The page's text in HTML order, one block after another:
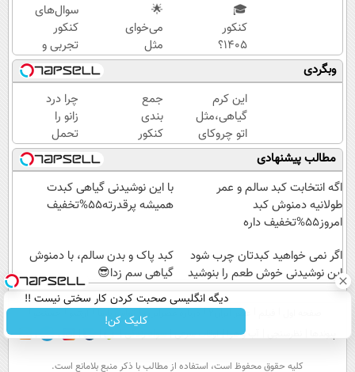
🎓
کنکور
۱۴۰5؟
ماز
تابستون
و تو یک
هفتع
جمع
میکنه
🏆
🌟
می‌خوای
مثل
رتبه‌برترها
بدرخشی؟
همین
الان دوره
جت ماز
رو شروع
ک
سوال‌های
کنکور
تجربی و
ریاضی در
پکیج ماز
وبگردی
این کرم
گیاهی،مثل
اتو چروکای
پوستتوصاف
میکنه!50%تخفیف
جمع
بندی
کنکور
با ماز
| ثبت
نام
رایگان
چرا درد
زانو را
تحمل
می‌کنی؟
خیلی
ساده
درمنزل
مطالب پیشنهادی
اگه انتخابت کبد سالم و عمر
طولانیه دمنوش کبد
امروز55%تخفیف داره
با این نوشیدنی گیاهی کبدت
همیشه پرقدرته55%تخفیف
اگر نمی خواهید کبدتان چرب شود
این نوشیدنی خوش طعم را بنوشید
کبد پاک و بدن سالم، با دمنوش
گیاهی سم زدا😎
دیگه انگلیسی صحبت کردن کار سختی نیست !!
کلیک کن!
عصر ایران۲ درباره عصرایران تماس با ما
آب و هوا اوقات شرعی سواد زندگی
كليه حقوق محفوظ است، استفاده از مطالب با ذكر منبع بلامانع است.